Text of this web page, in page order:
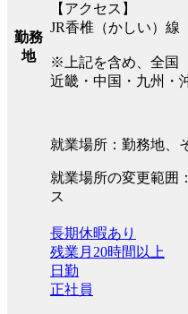
勤務
地
【アクセス】
JR香椎（かしい）線
※上記を含め、全国
近畿・中国・九州・
就業場所：勤務地、
就業場所の変更範囲
ス
長期休暇あり
残業月20時間以上
日勤
正社員